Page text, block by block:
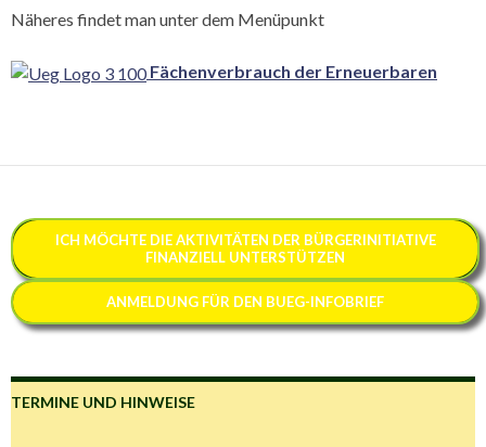
Näheres findet man unter dem Menüpunkt
Fächenverbrauch der Erneuerbaren
ICH MÖCHTE DIE AKTIVITÄTEN DER BÜRGERINITIATIVE
FINANZIELL UNTERSTÜTZEN
ANMELDUNG FÜR DEN BUEG-INFOBRIEF
TERMINE UND HINWEISE